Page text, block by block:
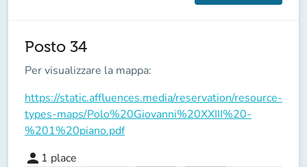
Posto 34
Per visualizzare la mappa:
https://static.affluences.media/reservation/resource-
types-maps/Polo%20Giovanni%20XXIII%20-
%201%20piano.pdf
person 1 place